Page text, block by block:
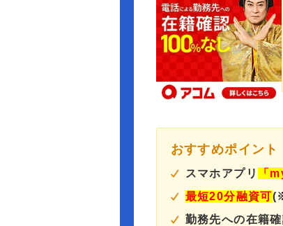
おすすめポイント
スマホアプリ
「
最短20分融資可
勤務先への在籍